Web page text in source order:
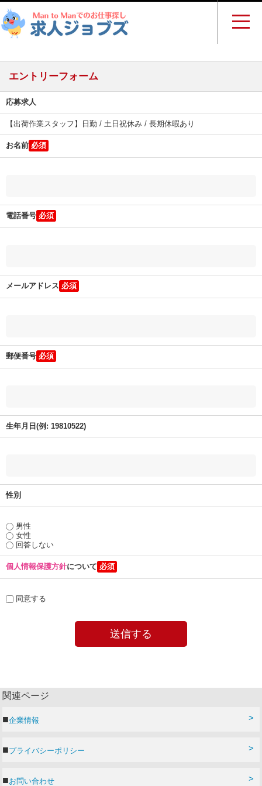
エントリーフォーム
応募求人
【出荷作業スタッフ】日勤 / 土日祝休み / 長期休暇あり
お名前
電話番号
メールアドレス
郵便番号
生年月日(例: 19810522)
性別
男性
女性
回答しない
個人情報保護方針について
同意する
関連ページ
企業情報
プライバシーポリシー
お問い合わせ